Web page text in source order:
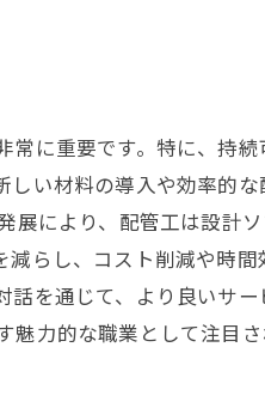
に重要です。特に、持
い材料の導入や効率的
により、配管工は設計
らし、コスト削減や時
を通じて、より良いサ
力的な職業として注目さ